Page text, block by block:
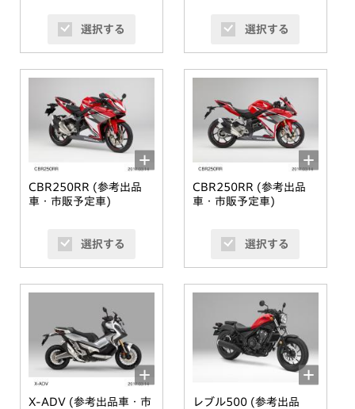
選択する 選択する
CBR250RR (参考出品
車・市販予定車)
選択する
CBR250RR (参考出品
車・市販予定車)
選択する
X-ADV (参考出品車・市
レブル500 (参考出品